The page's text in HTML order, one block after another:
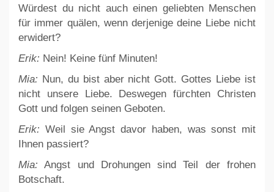
Würdest du nicht auch einen geliebten Menschen
für immer quälen, wenn derjenige deine Liebe nicht
erwidert?
Erik: Nein! Keine fünf Minuten!
Mia: Nun, du bist aber nicht Gott. Gottes Liebe ist
nicht unsere Liebe. Deswegen fürchten Christen
Gott und folgen seinen Geboten.
Erik: Weil sie Angst davor haben, was sonst mit
Ihnen passiert?
Mia: Angst und Drohungen sind Teil der frohen
Botschaft.